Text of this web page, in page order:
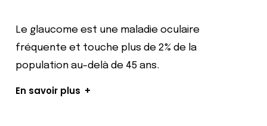
Le glaucome est une maladie oculaire
fréquente et touche plus de 2% de la
population au-delà de 45 ans.
En savoir plus